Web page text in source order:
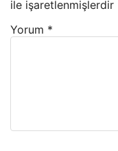
ile işaretlenmişlerdir
Yorum *